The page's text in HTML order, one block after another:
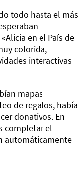
todo hasta el más
en el País de
colorida,
interactivas
mapas
de regalos, había
donativos. En
completar el
automáticamente